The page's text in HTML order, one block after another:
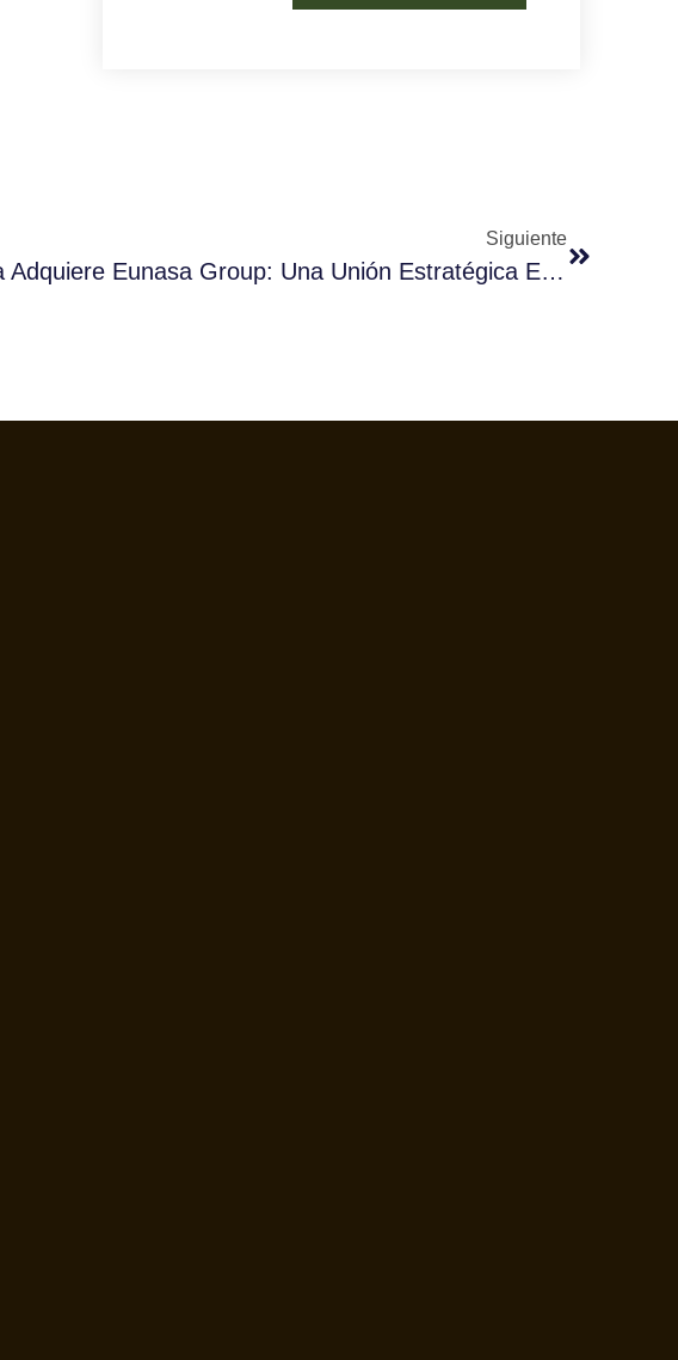
Siguiente
REPA Iberia Adquiere Eunasa Group: Una Unión Estratégica En Beneficio De Los Clientes Y Socios